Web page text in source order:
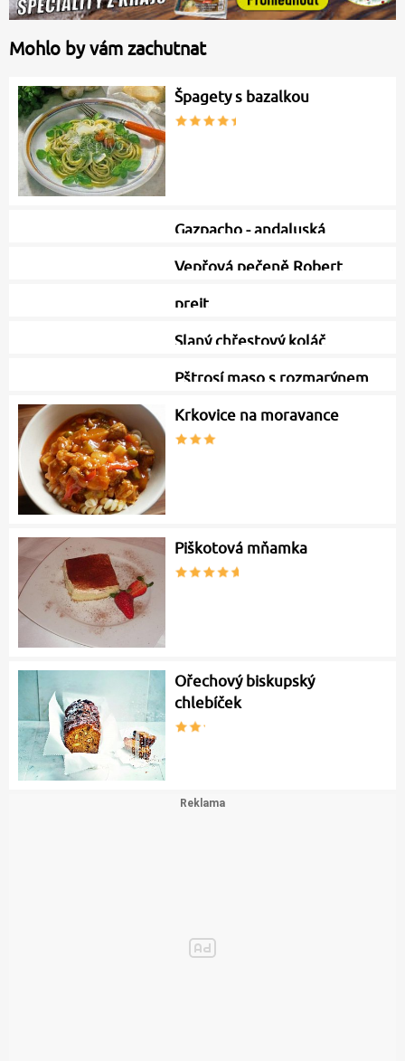
Mohlo by vám zachutnat
Špagety s bazalkou
Gazpacho - andaluská
zeleninová…
Vepřová pečeně Robert